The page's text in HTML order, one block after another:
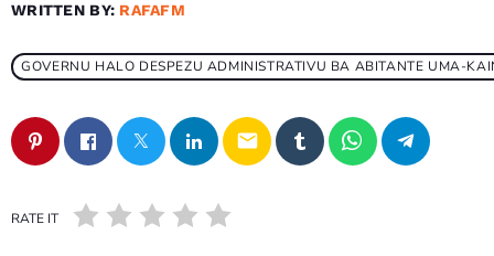
WRITTEN BY: RAFAFM
GOVERNU HALO DESPEZU ADMINISTRATIVU BA ABITANTE UMA-
email
RATE IT